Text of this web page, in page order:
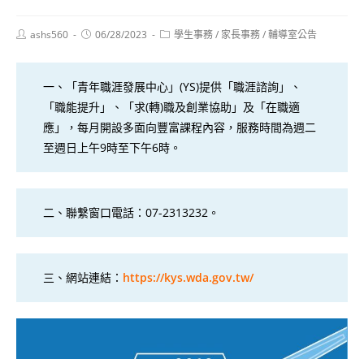
Postashs560
Post06/28/2023
Post學生事務/ 家長事務/輔導室公告
一、「青年職涯發展中心」(YS)提供「職涯諮詢」、
「職能提升」、「求(轉)職及創業協助」及「在職適
應」，每月開設多面向豐富課程內容，服務時間為週二
至週日上午9時至下午6時。
二、聯繫窗口電話：07-2313232。
三、網站連結： https://kys.wda.gov.tw/